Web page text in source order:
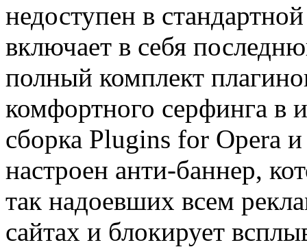
недоступен в
включает в себя
полный комплект
комфортного серфинга в
сборка Plugins for Opera
настроен анти-баннер,
так надоевших всем
сайтах и блокирует